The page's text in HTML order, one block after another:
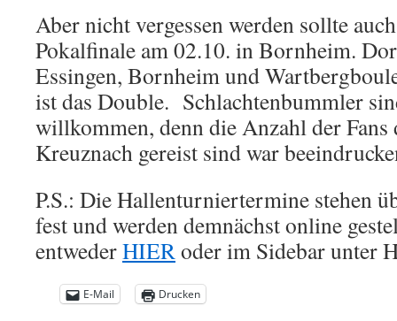
Aber nicht vergessen werden sollte
Pokalfinale am 02.10. in Bornheim.
Essingen, Bornheim und
ist das Double. Schlachtenbummler
willkommen, denn die Anzahl der Fans
Kreuznach gereist sind war
P.S.: Die Hallenturniertermine stehen
fest und werden demnächst online
entwederHIERoder im Sidebar unter
E-Mail Drucken